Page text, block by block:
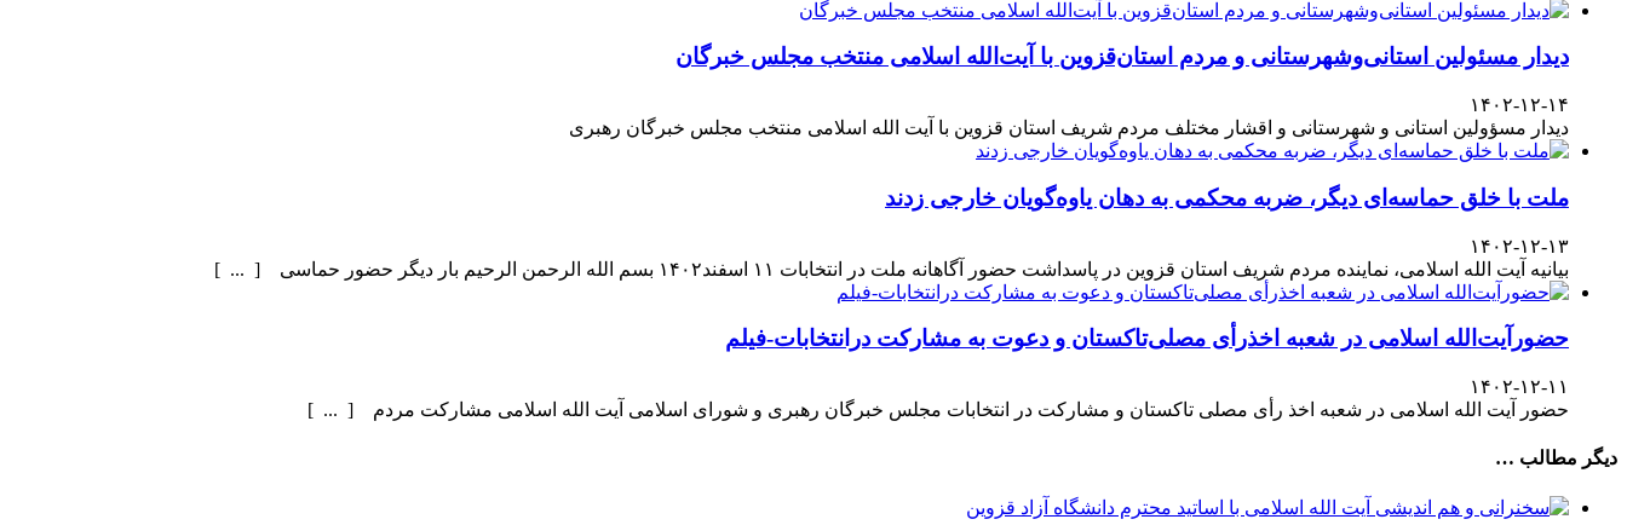
دیدار مسئولین استانی‌وشهرستانی و مردم‌ استان‌قزوین با آیت‌الله‌ اسلامی منتخب مجلس‌ خبرگان
۱۴۰۲-۱۲-۱۴
دیدار مسؤولین استانی و شهرستانی و اقشار مختلف مردم شریف استان قزوین با آیت الله اسلامی منتخب مجلس خبرگان رهبری
ملت با خلق حماسه‌ای دیگر، ضربه محکمی به دهان یاوه‌گویان خارجی زدند
۱۴۰۲-۱۲-۱۳
بیانیه آیت الله اسلامی، نماینده مردم شریف استان قزوین در پاسداشت حضور آگاهانه ملت در انتخابات ۱۱ اسفند۱۴۰۲ بسم الله الرحمن الرحیم بار دیگر حضور حماسی [ ... ]
حضورآیت‌الله اسلامی در شعبه اخذرأی مصلی‌تاکستان و دعوت به مشارکت درانتخابات-فیلم
۱۴۰۲-۱۲-۱۱
حضور آیت الله اسلامی در شعبه اخذ رأی مصلی تاکستان و مشارکت در انتخابات مجلس خبرگان رهبری و شورای اسلامی آیت الله اسلامی مشارکت مردم [ ... ]
دیگر مطالب …